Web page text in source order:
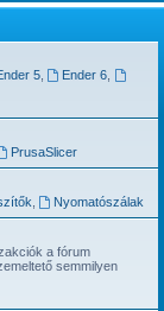
5, Ender 6
PrusaSlicer
Nyomatószálak
a fórum
semmilyen